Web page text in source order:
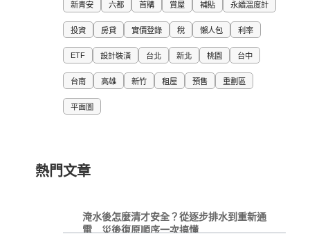
新青安 六都 首購 賞屋 補貼 永續溫度計
投資 房貸 實價登錄 稅 懶人包 利率
ETF 設計裝潢 台北 新北 桃園 台中
台南 高雄 新竹 租屋 預售 重劃區
平面圖
熱門文章
淹水後怎麼清才安全？從逐步排水到重新通
電 災後復原順序一次搞懂